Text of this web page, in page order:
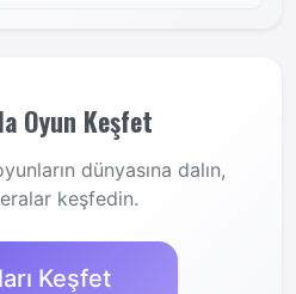
Oyun Keşfet
dünyasına dalın,
keşfedin.
Keşfet